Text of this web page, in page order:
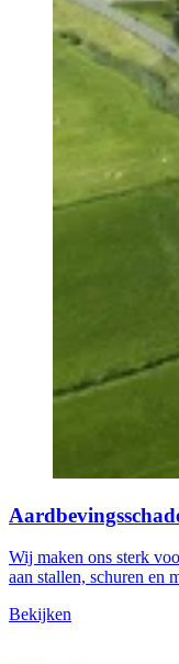
Wij maken ons sterk
aan stallen, schuren en
Bekijken